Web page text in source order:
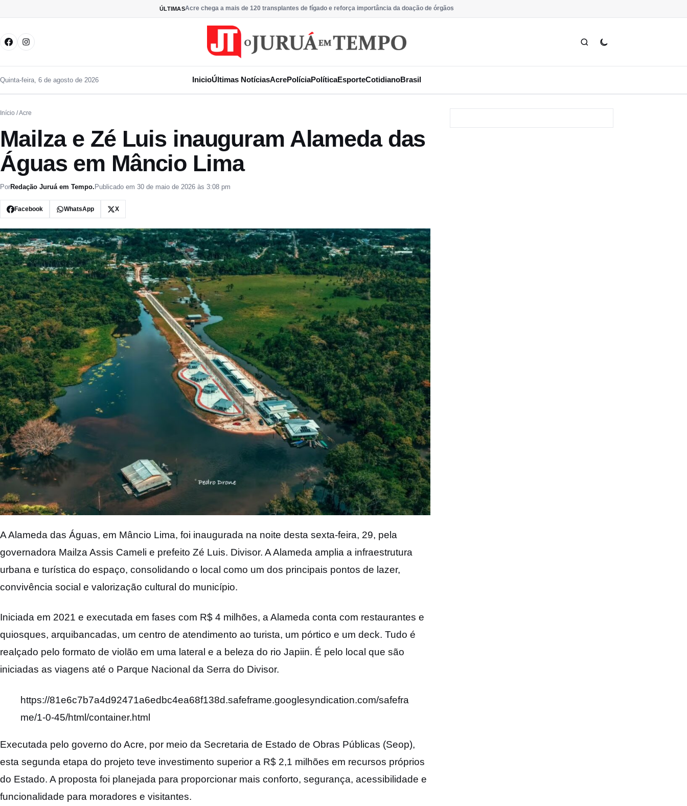
ÚLTIMASAcre chega a mais de 120 transplantes de fígado e reforça importância da doação de órgãos
Quinta-feira, 6 de agosto de 2026 InicioÚltimas NotíciasAcrePolíciaPolíticaEsporteCotidianoBrasil
Início / Acre
Mailza e Zé Luis inauguram Alameda das
Águas em Mâncio Lima
PorRedação Juruá em Tempo. Publicado em 30 de maio de 2026 às 3:08 pm
Facebook WhatsApp X
A Alameda das Águas, em Mâncio Lima, foi inaugurada na noite desta sexta-feira, 29, pela
governadora Mailza Assis Cameli e prefeito Zé Luis. Divisor. A Alameda amplia a infraestrutura
urbana e turística do espaço, consolidando o local como um dos principais pontos de lazer,
convivência social e valorização cultural do município.
Iniciada em 2021 e executada em fases com R$ 4 milhões, a Alameda conta com restaurantes e
quiosques, arquibancadas, um centro de atendimento ao turista, um pórtico e um deck. Tudo é
realçado pelo formato de violão em uma lateral e a beleza do rio Japiin. É pelo local que são
iniciadas as viagens até o Parque Nacional da Serra do Divisor.
https://81e6c7b7a4d92471a6edbc4ea68f138d.safeframe.googlesyndication.com/safefra
me/1-0-45/html/container.html
Executada pelo governo do Acre, por meio da Secretaria de Estado de Obras Públicas (Seop),
esta segunda etapa do projeto teve investimento superior a R$ 2,1 milhões em recursos próprios
do Estado. A proposta foi planejada para proporcionar mais conforto, segurança, acessibilidade e
funcionalidade para moradores e visitantes.